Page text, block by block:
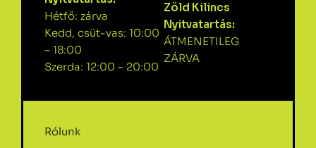
Hétfő: zárva
Kedd, csüt-vas: 10:00
– 18:00
Szerda: 12:00 – 20:00
Zöld Kilincs
Nyitvatartás:
ÁTMENETILEG
ZÁRVA
Rólunk